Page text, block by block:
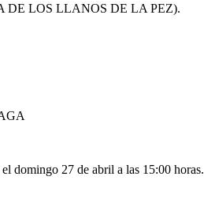
DE LOS LLANOS DE LA PEZ).
domingo 27 de abril a las 15:00 horas.